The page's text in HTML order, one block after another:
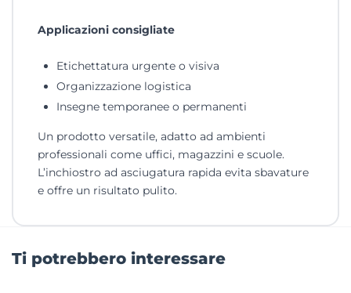
Applicazioni consigliate
Etichettatura urgente o visiva
Organizzazione logistica
Insegne temporanee o permanenti
Un prodotto versatile, adatto ad ambienti
professionali come uffici, magazzini e scuole.
L’inchiostro ad asciugatura rapida evita sbavature
e offre un risultato pulito.
Ti potrebbero interessare